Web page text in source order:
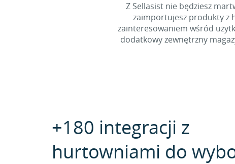
Z Sellasist nie będziesz
zaimportujesz produkty z
zainteresowaniem wśród
dodatkowy zewnętrzny
+180 integracji z
hurtowniami do